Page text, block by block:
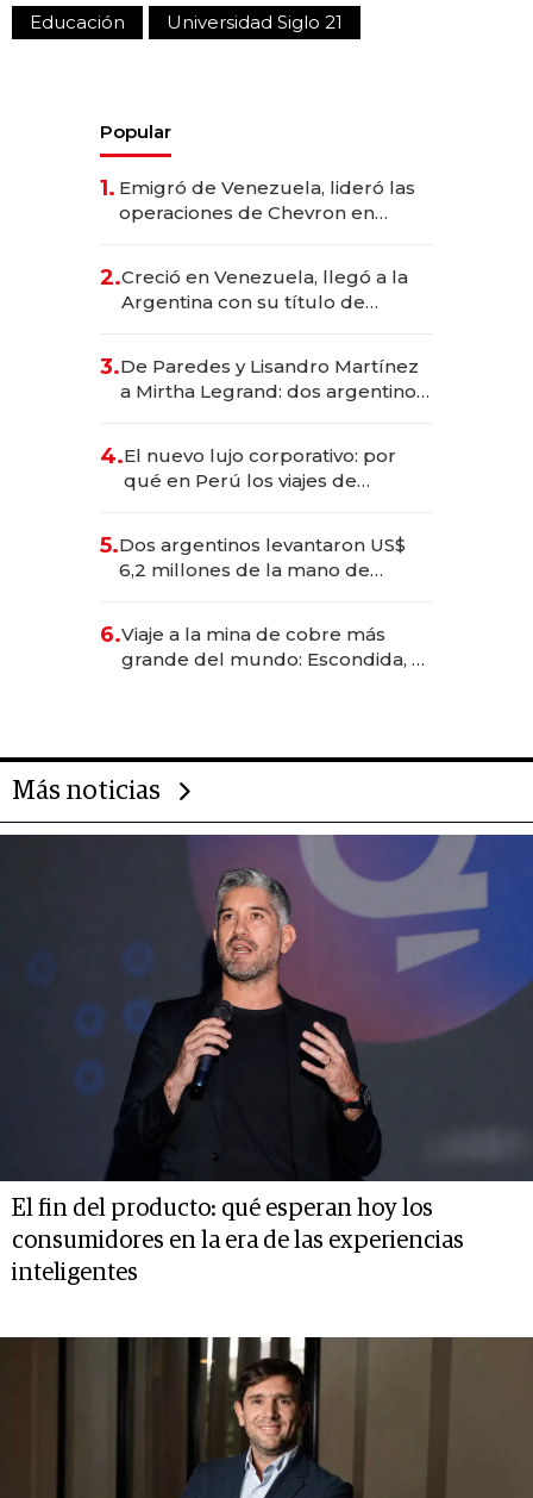
Educación Universidad Siglo 21
Popular
1. Emigró de Venezuela, lideró las
operaciones de Chevron en
2.Creció en Venezuela, llegó a la
Argentina con su título de
las marcas "fast premium"
3.De Paredes y Lisandro Martínez
a Mirtha Legrand: dos argentinos
4.El nuevo lujo corporativo: por
qué en Perú los viajes de
para convertirse en experiencias
transformadoras
5.Dos argentinos levantaron US$
6,2 millones de la mano de
6.Viaje a la mina de cobre más
grande del mundo: Escondida, el
Más noticias
El fin del producto: qué esperan hoy los
consumidores en la era de las experiencias
inteligentes